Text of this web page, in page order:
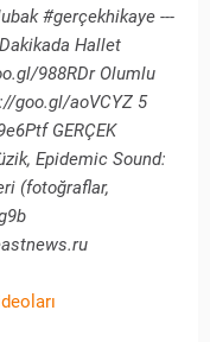
#gerçekhikaye ---
Dakikada Hallet
988RDr Olumlu
goo.gl/aoVCYZ 5
GERÇEK
Epidemic Sound:
(fotoğraflar,